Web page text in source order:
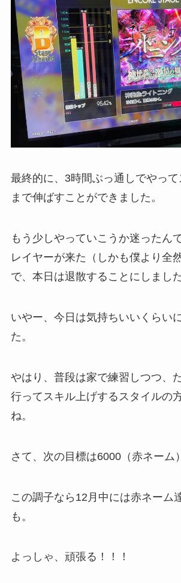
最終的に、3時間ぶっ通しでやっ
まで伸ばすことができました。
もう少しやっていこうか迷ったん
レイヤーが来た（しかも僕より全
で、本日は退散することにしました
いやー、今日は気持ちいいくらい
た。
やはり、普段は家で練習しつつ、
行ってスキル上げするスタイルの
ね。
さて、次の目標は6000（赤ネーム
この調子なら12月中には赤ネーム
も。
よっしゃ、頑張る！！！